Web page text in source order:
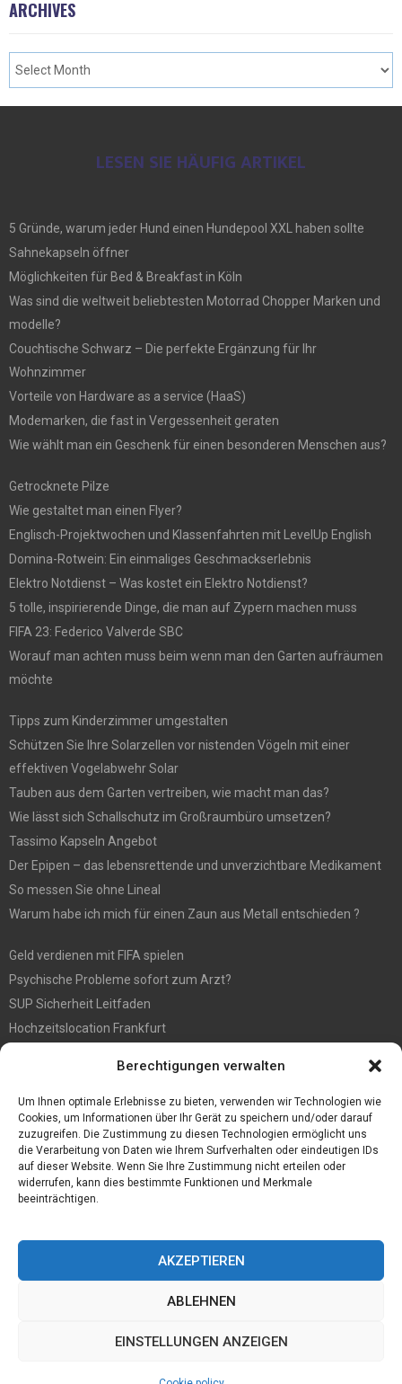
Berechtigungen verwalten
Um Ihnen optimale Erlebnisse zu bieten, verwenden wir Technologien wie
Cookies, um Informationen über Ihr Gerät zu speichern und/oder darauf
zuzugreifen. Die Zustimmung zu diesen Technologien ermöglicht uns
die Verarbeitung von Daten wie Ihrem Surfverhalten oder eindeutigen IDs
auf dieser Website. Wenn Sie Ihre Zustimmung nicht erteilen oder
widerrufen, kann dies bestimmte Funktionen und Merkmale
beeinträchtigen.
AKZEPTIEREN
ABLEHNEN
EINSTELLUNGEN ANZEIGEN
ARCHIVES
LESEN SIE HÄUFIG ARTIKEL
5 Gründe, warum jeder Hund einen Hundepool XXL haben sollte
Sahnekapseln öffner
Möglichkeiten für Bed & Breakfast in Köln
Was sind die weltweit beliebtesten Motorrad Chopper Marken und
modelle?
Couchtische Schwarz – Die perfekte Ergänzung für Ihr
Wohnzimmer
Vorteile von Hardware as a service (HaaS)
Modemarken, die fast in Vergessenheit geraten
Wie wählt man ein Geschenk für einen besonderen Menschen aus?
Getrocknete Pilze
Wie gestaltet man einen Flyer?
Englisch-Projektwochen und Klassenfahrten mit LevelUp English
Domina-Rotwein: Ein einmaliges Geschmackserlebnis
Elektro Notdienst – Was kostet ein Elektro Notdienst?
5 tolle, inspirierende Dinge, die man auf Zypern machen muss
FIFA 23: Federico Valverde SBC
Worauf man achten muss beim wenn man den Garten aufräumen
möchte
Tipps zum Kinderzimmer umgestalten
Schützen Sie Ihre Solarzellen vor nistenden Vögeln mit einer
effektiven Vogelabwehr Solar
Tauben aus dem Garten vertreiben, wie macht man das?
Wie lässt sich Schallschutz im Großraumbüro umsetzen?
Tassimo Kapseln Angebot
Der Epipen – das lebensrettende und unverzichtbare Medikament
So messen Sie ohne Lineal
Warum habe ich mich für einen Zaun aus Metall entschieden ?
Geld verdienen mit FIFA spielen
Psychische Probleme sofort zum Arzt?
SUP Sicherheit Leitfaden
Hochzeitslocation Frankfurt
Großer Spaß auf der Kirmes in Bonn!
Bester Oscam- und CCcam-Server für 2021